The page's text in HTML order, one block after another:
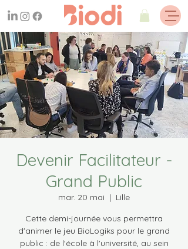
Devenir Facilitateur -
Grand Public
mar. 20 mai
  |
Lille
Cette demi-journée vous permettra
d'animer le jeu BioLogiks pour le grand
public : de l'école à l'université, au sein